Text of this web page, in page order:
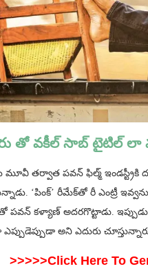
తో వకీల్ సాబ్‌ టైటిల్ లా
మూవీ తర్వాత పవన్ ఫిల్మ్
‘పింక్‌’ రీమేక్‌తో రీ ఎంట్రీ
తో పవన్ కళ్యాణ్ అదరగొట్టాడు.
అని ఎదురు
>>>>>Click Here To